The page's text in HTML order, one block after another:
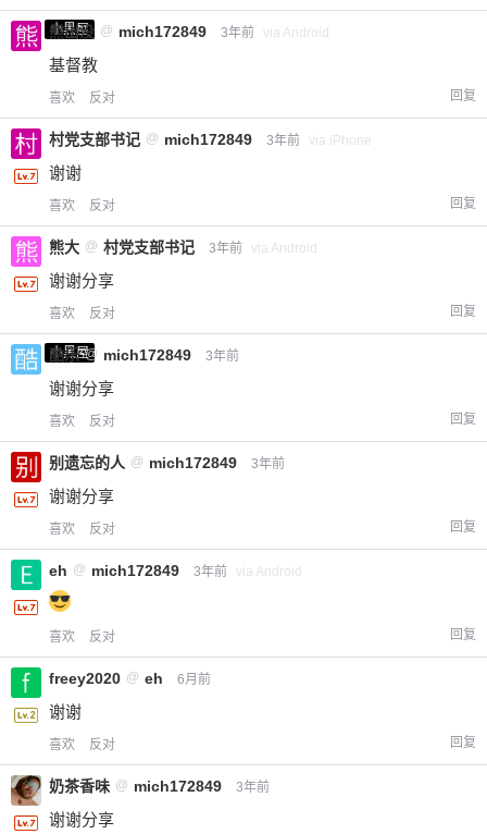
小黑屋
熊出没 @ mich172849 3年前 via Android
基督教
喜欢 反对 回复
村党支部书记 @ mich172849 3年前 via iPhone
谢谢
喜欢 反对 回复
熊大 @ 村党支部书记 3年前 via Android
谢谢分享
喜欢 反对 回复
小黑屋
酷乐 @ mich172849 3年前
谢谢分享
喜欢 反对 回复
别遗忘的人 @ mich172849 3年前
谢谢分享
喜欢 反对 回复
eh @ mich172849 3年前 via Android
喜欢 反对 回复
freey2020 @ eh 6月前
谢谢
喜欢 反对 回复
奶茶香味 @ mich172849 3年前
谢谢分享